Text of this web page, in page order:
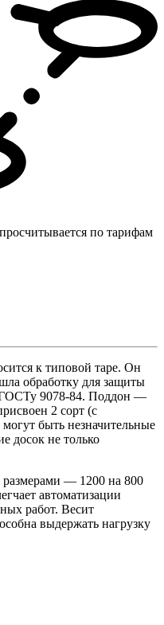
по тарифам
к типовой таре. Он
обработку для защиты
ГОСТу 9078-84. Поддон —
2 сорт (с
быть незначительные
досок не только
размерами — 1200 на 800
автоматизации
работ. Весит
выдержать нагрузку